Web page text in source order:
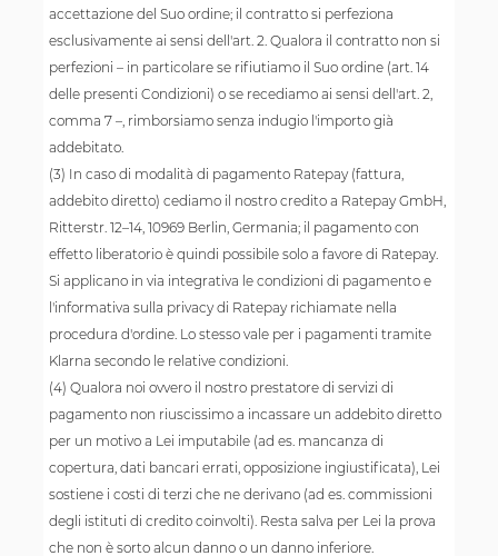
accettazione del Suo ordine; il contratto si perfeziona
esclusivamente ai sensi dell'art. 2. Qualora il contratto non si
perfezioni – in particolare se rifiutiamo il Suo ordine (art. 14
delle presenti Condizioni) o se recediamo ai sensi dell'art. 2,
comma 7 –, rimborsiamo senza indugio l'importo già
addebitato.
(3) In caso di modalità di pagamento Ratepay (fattura,
addebito diretto) cediamo il nostro credito a Ratepay GmbH,
Ritterstr. 12–14, 10969 Berlin, Germania; il pagamento con
effetto liberatorio è quindi possibile solo a favore di Ratepay.
Si applicano in via integrativa le condizioni di pagamento e
l'informativa sulla privacy di Ratepay richiamate nella
procedura d'ordine. Lo stesso vale per i pagamenti tramite
Klarna secondo le relative condizioni.
(4) Qualora noi ovvero il nostro prestatore di servizi di
pagamento non riuscissimo a incassare un addebito diretto
per un motivo a Lei imputabile (ad es. mancanza di
copertura, dati bancari errati, opposizione ingiustificata), Lei
sostiene i costi di terzi che ne derivano (ad es. commissioni
degli istituti di credito coinvolti). Resta salva per Lei la prova
che non è sorto alcun danno o un danno inferiore.